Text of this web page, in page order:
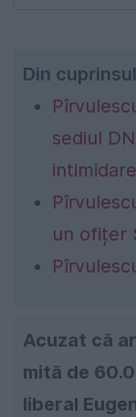
Din
sediul
un ofițer
Acuzat că
mită de
liberal